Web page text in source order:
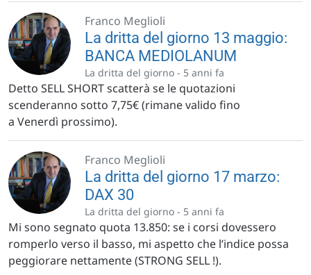
Franco Meglioli
La dritta del giorno 13 maggio:
BANCA MEDIOLANUM
La dritta del giorno - 5 anni fa
Detto SELL SHORT scatterà se le quotazioni
scenderanno sotto 7,75€ (rimane valido fino
a Venerdì prossimo).
Franco Meglioli
La dritta del giorno 17 marzo:
DAX 30
La dritta del giorno - 5 anni fa
Mi sono segnato quota 13.850: se i corsi dovessero
romperlo verso il basso, mi aspetto che l’indice possa
peggiorare nettamente (STRONG SELL !).